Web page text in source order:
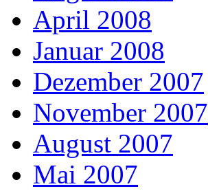
April 2008
Januar 2008
Dezember 2007
November 2007
August 2007
Mai 2007